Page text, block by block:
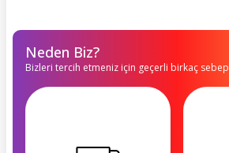
Neden Biz?
Bizleri tercih etmeniz için geçerli birkaç